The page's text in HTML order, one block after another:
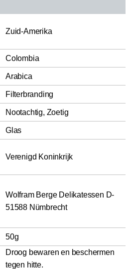
Zuid-Amerika
Colombia
Arabica
Filterbranding
Nootachtig, Zoetig
Glas
Verenigd Koninkrijk
Wolfram Berge Delikatessen D-
51588 Nümbrecht
50g
Droog bewaren en beschermen
tegen hitte.